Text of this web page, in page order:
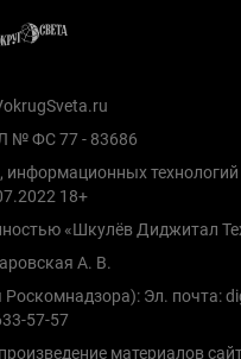
№ ФС 77 - 83686
информационных
18+
«Шкулёв Диджитал
А. В.
Эл. почта:
57-57
материалов